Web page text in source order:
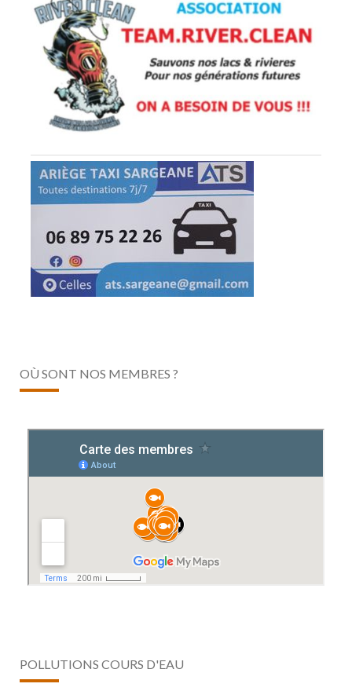
OÙ SONT NOS MEMBRES ?
POLLUTIONS COURS D'EAU